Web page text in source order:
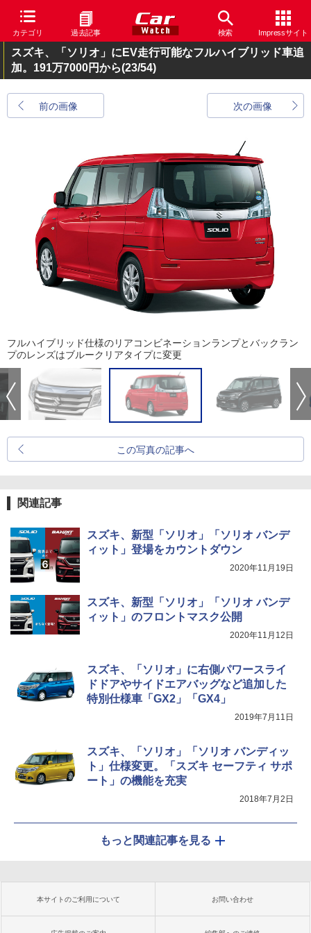
カテゴリ 過去記事 検索 Impressサイト
スズキ、「ソリオ」にEV走行可能なフルハイブリッド車追
加。191万7000円から(23/54)
前の画像 次の画像
フルハイブリッド仕様のリアコンビネーションランプとバックラン
プのレンズはブルークリアタイプに変更
この写真の記事へ
関連記事
スズキ、新型「ソリオ」「ソリオ バンデ
ィット」登場をカウントダウン
2020年11月19日
スズキ、新型「ソリオ」「ソリオ バンデ
ィット」のフロントマスク公開
2020年11月12日
スズキ、「ソリオ」に右側パワースライ
ドドアやサイドエアバッグなど追加した
特別仕様車「GX2」「GX4」
2019年7月11日
スズキ、「ソリオ」「ソリオ バンディッ
ト」仕様変更。「スズキ セーフティ サポ
ート」の機能を充実
2018年7月2日
もっと関連記事を見る
本サイトのご利用について お問い合わせ